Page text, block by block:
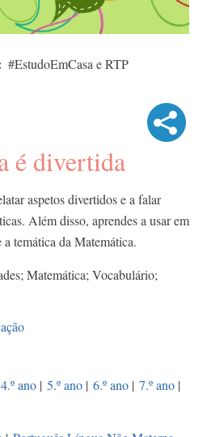
#EstudoEmCasa e RTP
é divertida
aspetos divertidos e a falar
Além disso, aprendes a usar em
temática da Matemática.
Matemática; Vocabulário;
4.º ano | 5.º ano | 6.º ano | 7.º ano |